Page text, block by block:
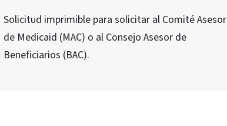
Solicitud imprimible para solicitar al Comité Asesor
de Medicaid (MAC) o al Consejo Asesor de
Beneficiarios (BAC).